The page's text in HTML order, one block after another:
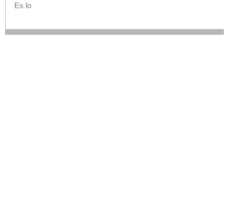
Es lo